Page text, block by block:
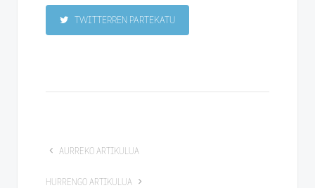
TWITTERREN PARTEKATU
AURREKO ARTIKULUA
HURRENGO ARTIKULUA